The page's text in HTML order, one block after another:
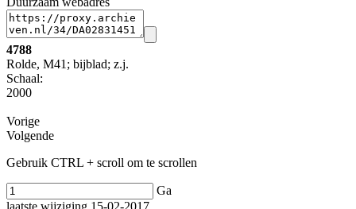
4788
Rolde, M41; bijblad; z.j.
Schaal:
2000
Vorige
Volgende
Gebruik CTRL + scroll om te scrollen
Ga